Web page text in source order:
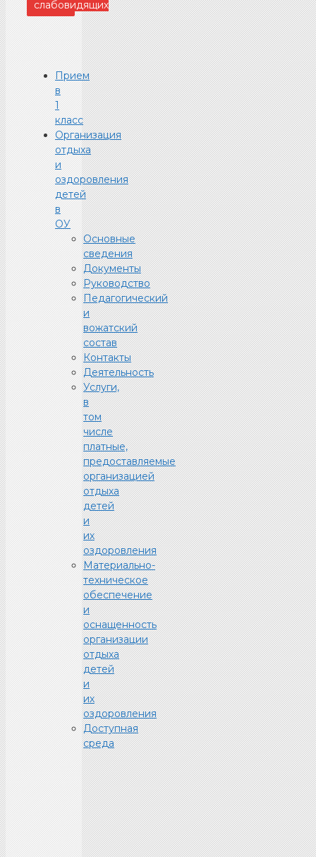
слабовидящих
Прием
в
1
класс
Организация
отдыха
и
оздоровления
детей
в
ОУ
Основные
сведения
Документы
Руководство
Педагогический
и
вожатский
состав
Контакты
Деятельность
Услуги,
в
том
числе
платные,
предоставляемые
организацией
отдыха
детей
и
их
оздоровления
Материально-
техническое
обеспечение
и
оснащенность
организации
отдыха
детей
и
их
оздоровления
Доступная
среда